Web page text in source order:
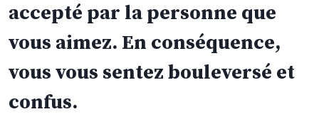
accepté par la personne que
vous aimez. En conséquence,
vous vous sentez bouleversé et
confus.